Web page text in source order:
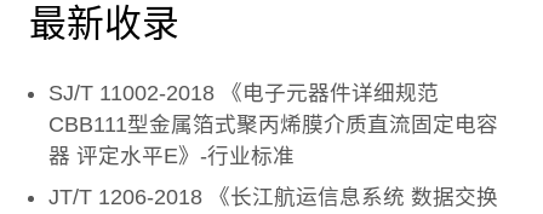
最新收录
SJ/T 11002-2018 《电子元器件详细规范
CBB111型金属箔式聚丙烯膜介质直流固定电容
器 评定水平E》-行业标准
JT/T 1206-2018 《长江航运信息系统 数据交换